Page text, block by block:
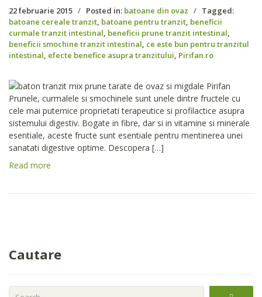
22 februarie 2015 / Posted in: batoane din ovaz / Tagged:
batoane cereale tranzit, batoane pentru tranzit, beneficii
curmale tranzit intestinal, beneficii prune tranzit intestinal,
beneficii smochine tranzit intestinal, ce este bun pentru tranzitul
intestinal, efecte benefice asupra tranzitului, Pirifan.ro
Prunele, curmalele si smochinele sunt unele dintre fructele cu
cele mai puternice proprietati terapeutice si profilactice asupra
sistemului digestiv. Bogate in fibre, dar si in vitamine si minerale
esentiale, aceste fructe sunt esentiale pentru mentinerea unei
sanatati digestive optime. Descopera […]
Read more
Cautare